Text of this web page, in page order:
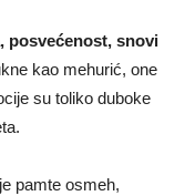
posvećenost, snovi
kao mehurić, one
su toliko duboke
pamte osmeh,